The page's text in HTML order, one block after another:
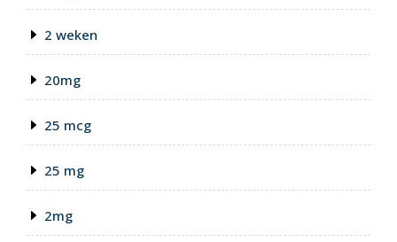
2 weken
20mg
25 mcg
25 mg
2mg